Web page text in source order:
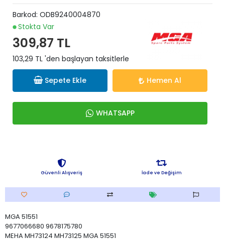
Barkod: ODB9240004870
Stokta Var
309,87 TL
103,29 TL 'den başlayan taksitlerle
Sepete Ekle Hemen Al
WHATSAPP
Güvenli Alışveriş İade ve Değişim
MGA 51551
9677066680 9678175780
MEHA MH73124 MH73125 MGA 51551